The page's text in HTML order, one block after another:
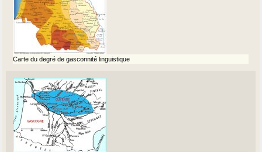
Carte du degré de gasconnité linguistique